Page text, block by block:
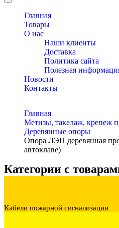
Toggle
navigationГлавная
Товары
О нас
Наши клиенты
Доставка
Политика сайта
Полезная
Новости
Контакты
Главная
Метизы, такелаж, крепеж
Деревянные опоры
Опора ЛЭП деревянная
автоклаве)
Категории с
Кабели пожарной сигнализации